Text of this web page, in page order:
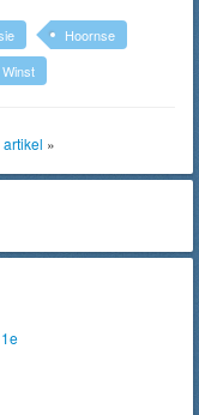
Hoornse
Winst
»